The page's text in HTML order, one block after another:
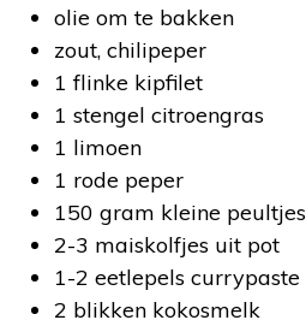
olie om te bakken
zout, chilipeper
1 flinke kipfilet
1 stengel citroengras
1 limoen
1 rode peper
150 gram kleine peultjes
2-3 maiskolfjes uit pot
1-2 eetlepels currypaste
2 blikken kokosmelk